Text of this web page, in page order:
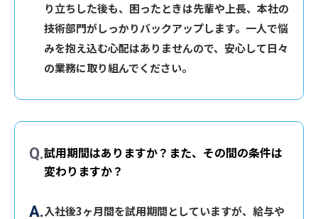
り立ちした後も、困ったときは先輩や上長、本社の
技術部門がしっかりバックアップします。一人で悩
みを抱え込む心配はありませんので、安心して日々
の業務に取り組んでください。
試用期間はありますか？また、その間の条件は
変わりますか？
入社後3ヶ月間を試用期間としていますが、給与や